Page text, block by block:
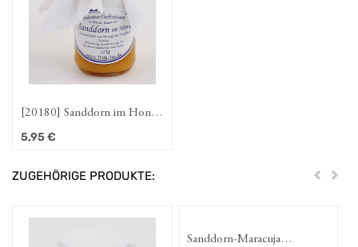
[20180] Sanddorn im Honig
125g
5,95€
ZUGEHÖRIGE PRODUKTE: Zurück
Sanddorn-Maracuja